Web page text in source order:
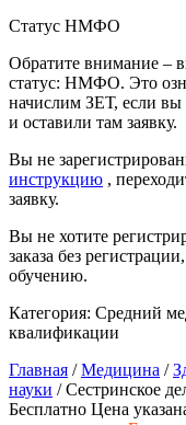
Управление
Техносферная
Допуски
Экономика и
Управление
Управление
Статус НМФО
Обратите внимание –
статус: НМФО. Это
начислим ЗЕТ, если
и оставили там заявку.
Вы не
инструкцию ,
заявку.
Вы не хотите
заказа без
обучению.
Категория: Средний
квалификации
Главная /Медицина /
науки / Сестринское
Бесплатно Цена